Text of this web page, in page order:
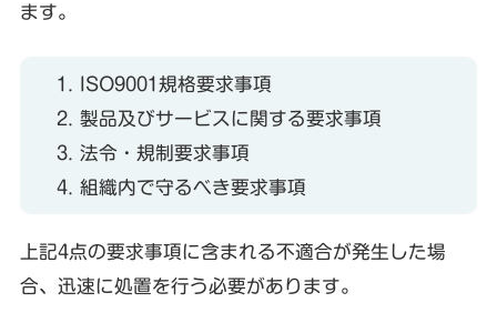
ます。
ISO9001規格要求事項
製品及びサービスに関する要求事項
法令・規制要求事項
組織内で守るべき要求事項
上記4点の要求事項に含まれる不適合が発生した場
合、迅速に処置を行う必要があります。